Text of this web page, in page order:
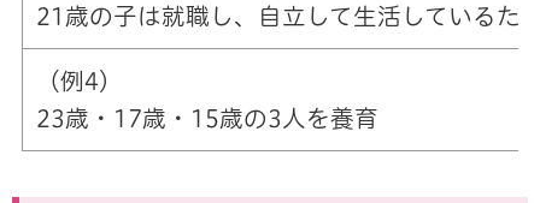
21歳の子は就職し、自立して生活しているた
（例4）
23歳・17歳・15歳の3人を養育